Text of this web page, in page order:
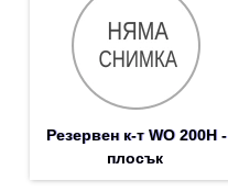
Резервен к-т WO 200H -
плосък